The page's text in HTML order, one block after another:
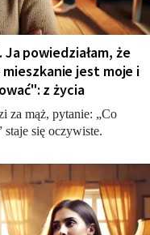
powiedziałam, że
jest moje i
z życia
za mąż, pytanie: „Co
staje się oczywiste.